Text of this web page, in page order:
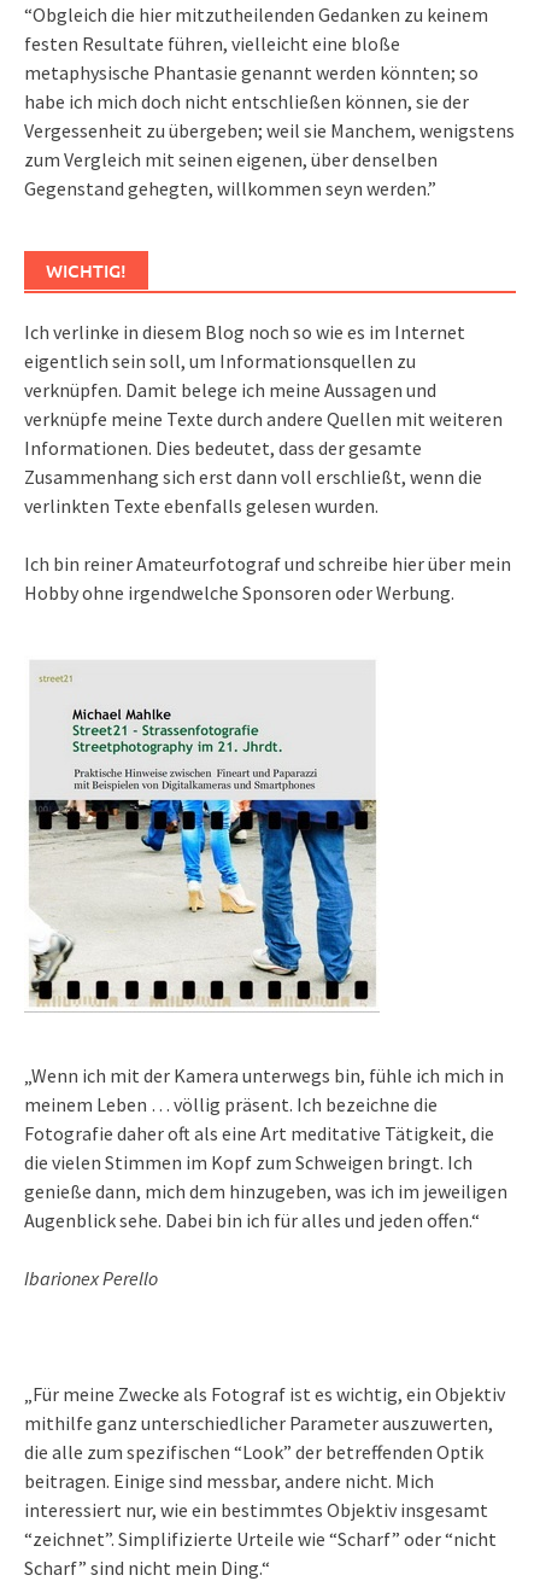
“Obgleich die hier mitzutheilenden Gedanken zu keinem
festen Resultate führen, vielleicht eine bloße
metaphysische Phantasie genannt werden könnten; so
habe ich mich doch nicht entschließen können, sie der
Vergessenheit zu übergeben; weil sie Manchem, wenigstens
zum Vergleich mit seinen eigenen, über denselben
Gegenstand gehegten, willkommen seyn werden.”
WICHTIG!
Ich verlinke in diesem Blog noch so wie es im Internet
eigentlich sein soll, um Informationsquellen zu
verknüpfen. Damit belege ich meine Aussagen und
verknüpfe meine Texte durch andere Quellen mit weiteren
Informationen. Dies bedeutet, dass der gesamte
Zusammenhang sich erst dann voll erschließt, wenn die
verlinkten Texte ebenfalls gelesen wurden.
Ich bin reiner Amateurfotograf und schreibe hier über mein
Hobby ohne irgendwelche Sponsoren oder Werbung.
„Wenn ich mit der Kamera unterwegs bin, fühle ich mich in
meinem Leben … völlig präsent. Ich bezeichne die
Fotografie daher oft als eine Art meditative Tätigkeit, die
die vielen Stimmen im Kopf zum Schweigen bringt. Ich
genieße dann, mich dem hinzugeben, was ich im jeweiligen
Augenblick sehe. Dabei bin ich für alles und jeden offen.“
Ibarionex Perello
„Für meine Zwecke als Fotograf ist es wichtig, ein Objektiv
mithilfe ganz unterschiedlicher Parameter auszuwerten,
die alle zum spezifischen “Look” der betreffenden Optik
beitragen. Einige sind messbar, andere nicht. Mich
interessiert nur, wie ein bestimmtes Objektiv insgesamt
“zeichnet”. Simplifizierte Urteile wie “Scharf” oder “nicht
Scharf” sind nicht mein Ding.“